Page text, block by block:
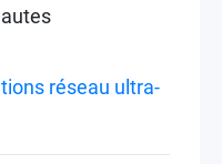
réseau ultra-